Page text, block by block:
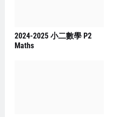
2024-2025 小二數學 P2
Maths